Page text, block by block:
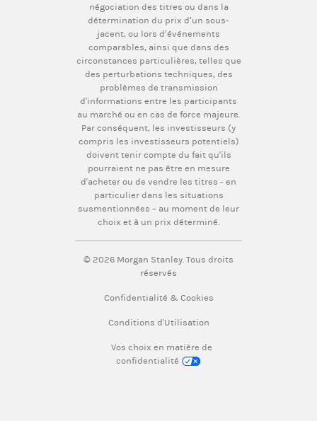
négociation des titres ou dans la
détermination du prix d’un sous-
jacent, ou lors d’événements
comparables, ainsi que dans des
circonstances particulières, telles que
des perturbations techniques, des
problèmes de transmission
d'informations entre les participants
au marché ou en cas de force majeure.
Par conséquent, les investisseurs (y
compris les investisseurs potentiels)
doivent tenir compte du fait qu'ils
pourraient ne pas être en mesure
d'acheter ou de vendre les titres - en
particulier dans les situations
susmentionnées – au moment de leur
choix et à un prix déterminé.
© 2026 Morgan Stanley. Tous droits
réservés
Confidentialité & Cookies
Conditions d'Utilisation
Vos choix en matière de
confidentialité